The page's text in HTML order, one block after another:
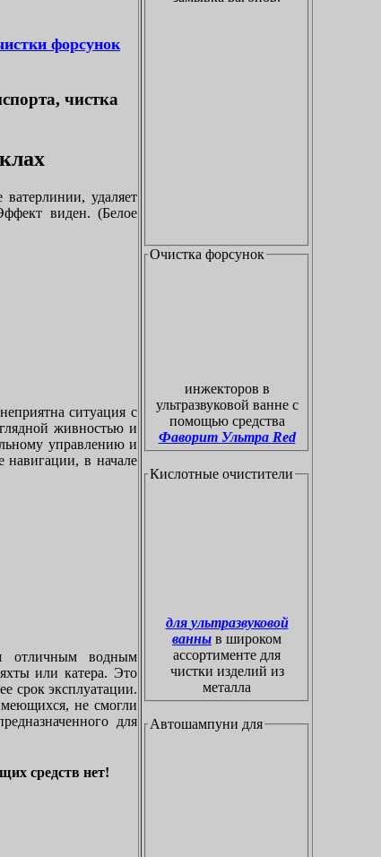
форсунок
чистка
удаляет
виден. (Белое
ситуация с
живностью и
управлению и
навигации, в начале
отличным водным
или катера. Это
срок эксплуатации.
не смогли
для
средств нет!
Очистка форсунок
инжекторов в
ультразвуковой ванне с
помощью средства
Фаворит Ультра Red
Кислотные очистители
для ультразвуковой
ванны в широком
ассортименте для
чистки изделий из
металла
Автошампуни для